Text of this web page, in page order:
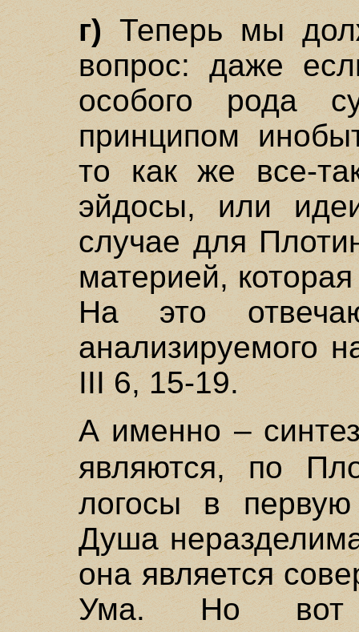
г)Теперь мы
вопрос: даже
особого рода
принципом
то как же все-
эйдосы, или
случае для
материей,
На это
анализируемого
III 6, 15-19.
А именно –
являются, по
логосы в
Душа
она является
Ума. Но